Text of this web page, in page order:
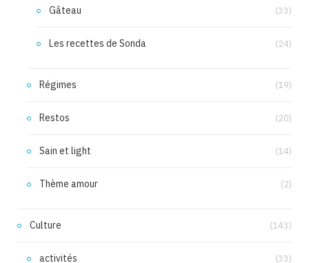
Gâteau (33)
Les recettes de Sonda (24)
Régimes (19)
Restos (20)
Sain et light (14)
Thème amour (2)
Culture (143)
activités (33)